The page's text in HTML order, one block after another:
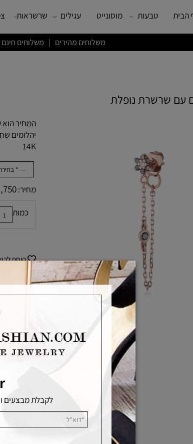
משלוחים מהירים | משלוחים חינם בקניה מעל 1000 ש"ח | תיקונים חינם
טבעות מוסונייט עגילים שרשראות
שרשרת נופלת
המחיר הוא
יהלומים שחורים: 0.11 קראט + 0.02
₪1,750
הוסף לרשימת
לקבלת מבצעים